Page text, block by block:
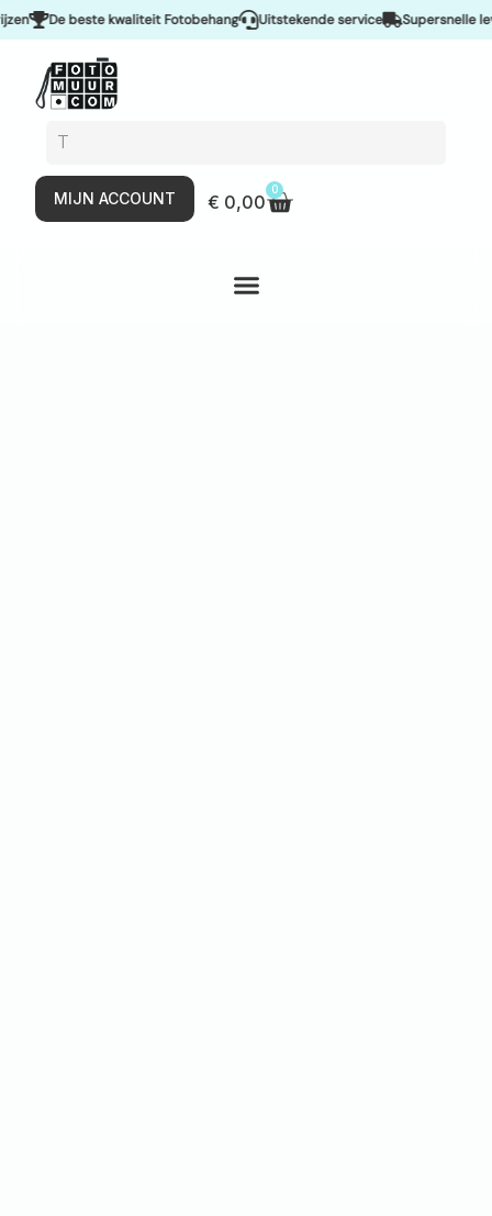
De beste kwaliteit Fotobehang Uitstekende service Supersnelle
MIJN ACCOUNT € 0,00
0